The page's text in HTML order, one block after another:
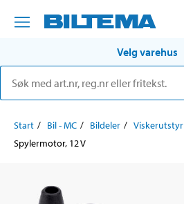
Velg varehus
Start Bil - MC Bildeler Viskerutstyr
Spylermotor, 12 V